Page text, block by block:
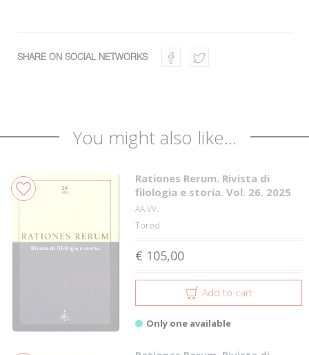
SHARE ON SOCIAL NETWORKS
You might also like...
Rationes Rerum. Rivista di
filologia e storia. Vol. 26. 2025
AA.VV.
Tored
€ 105,00
Add to cart
Only one available